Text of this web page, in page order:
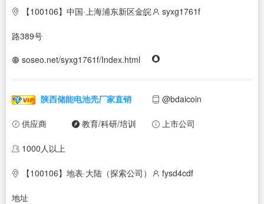
【100106】中国·上海浦东新区金皖
路389号
syxg1761f
soseo.net/syxg1761f/Index.html
陕西储能电池壳厂家直销 @bdaicoin
供应商 教育/科研/培训 上市公司
1000人以上
【100106】地表·大陆（探索公司）
地址
fysd4cdf